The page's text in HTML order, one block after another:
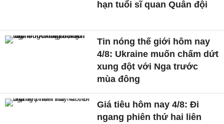
hạn tuổi sĩ quan Quân đội
Tin nóng thế giới hôm nay
4/8: Ukraine muốn chấm dứt
xung đột với Nga trước
mùa đông
Giá tiêu hôm nay 4/8: Đi
ngang phiên thứ hai liên